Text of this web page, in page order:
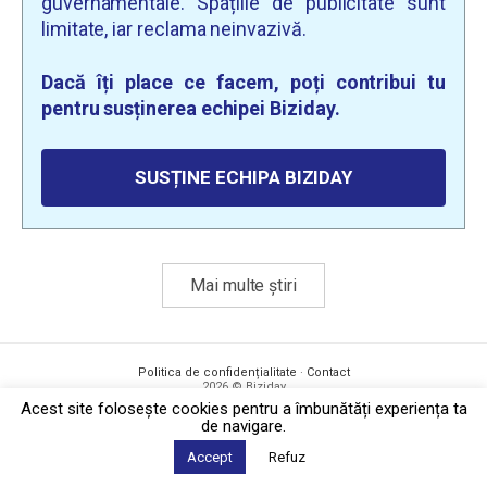
limitate, iar reclama neinvazivă.
Dacă îți place ce facem, poți contribui tu
pentru susținerea echipei Biziday.
SUSȚINE ECHIPA BIZIDAY
Mai multe știri
Politica de confidențialitate · Contact
2026 © Biziday
Acest site foloseşte cookies pentru a îmbunătăți experiența ta
de navigare.
Accept Refuz